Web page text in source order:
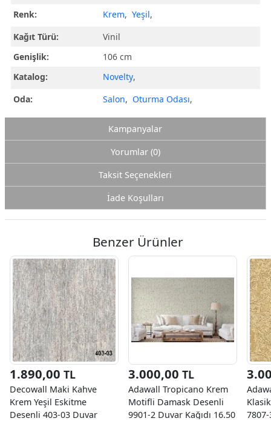
Renk:
Krem, Yeşil,
Kağıt Türü:
Vinil
Genişlik:
106 cm
Katalog:
Novelty,
Oda:
Salon, Oturma Odası,
Kampanyalar
Yorumlar (0)
Taksit Seçenekleri
İade Koşulları
Benzer Ürünler
1.890,00 TL
Decowall Maki Kahve
Krem Yeşil Eskitme
Desenli 403-03 Duvar
3.000,00 TL
Adawall Tropicano Krem
Motifli Damask Desenli
9901-2 Duvar Kağıdı 16.50
7807-